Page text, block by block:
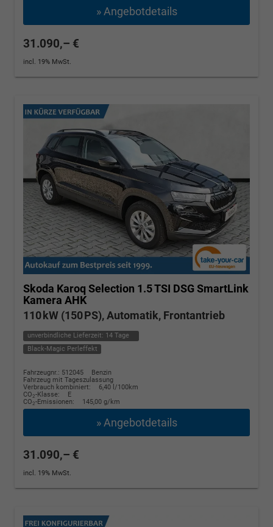
» Angebotdetails
31.090,– €
incl. 19% MwSt.
Skoda Karoq Selection 1.5 TSI DSG SmartLink
Kamera AHK
110 kW (150 PS), Automatik, Frontantrieb
unverbindliche Lieferzeit: 14 Tage
Black-Magic Perleffekt
Fahrzeugnr.: 512045
Benzin
Fahrzeug mit Tageszulassung
Verbrauch kombiniert:
6,40 l/100km
CO2-Klasse:
E
CO2-Emissionen: 145,00 g/km
» Angebotdetails
31.090,– €
incl. 19% MwSt.